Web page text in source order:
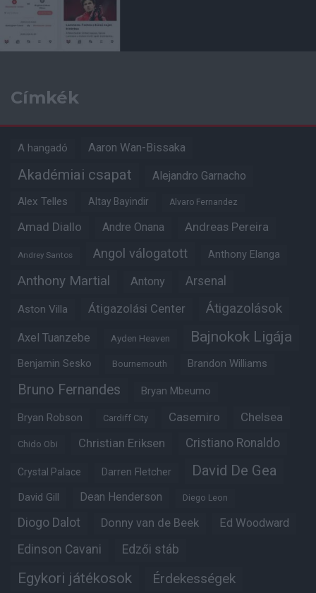
Címkék
A hangadó Aaron Wan-Bissaka
Akadémiai csapat Alejandro Garnacho
Alex Telles Altay Bayindir Alvaro Fernandez
Amad Diallo Andre Onana Andreas Pereira
Andrey Santos Angol válogatott Anthony Elanga
Anthony Martial Antony Arsenal
Aston Villa Átigazolási Center Átigazolások
Axel Tuanzebe Ayden Heaven Bajnokok Ligája
Benjamin Sesko Bournemouth Brandon Williams
Bruno Fernandes Bryan Mbeumo
Bryan Robson Cardiff City Casemiro Chelsea
Chido Obi Christian Eriksen Cristiano Ronaldo
Crystal Palace Darren Fletcher David De Gea
David Gill Dean Henderson Diego Leon
Diogo Dalot Donny van de Beek Ed Woodward
Edinson Cavani Edzői stáb
Egykori játékosok Érdekességek